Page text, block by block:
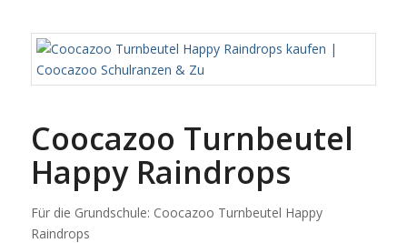
Coocazoo Turnbeutel
Happy Raindrops
Für die Grundschule: Coocazoo Turnbeutel Happy
Raindrops